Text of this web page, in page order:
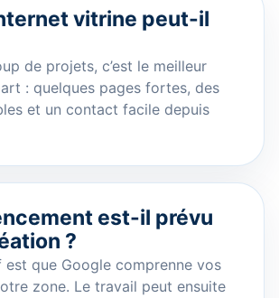
vitrine peut-il
de projets, c’est le meilleur
: quelques pages fortes, des
et un contact facile depuis
est-il prévu
?
est que Google comprenne vos
zone. Le travail peut ensuite